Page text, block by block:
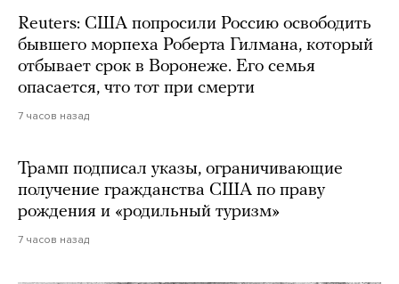
Reuters: США попросили Россию освободить
бывшего морпеха Роберта Гилмана, который
отбывает срок в Воронеже. Его семья
опасается, что тот при смерти
7 часов назад
Трамп подписал указы, ограничивающие
получение гражданства США по праву
рождения и «родильный туризм»
7 часов назад